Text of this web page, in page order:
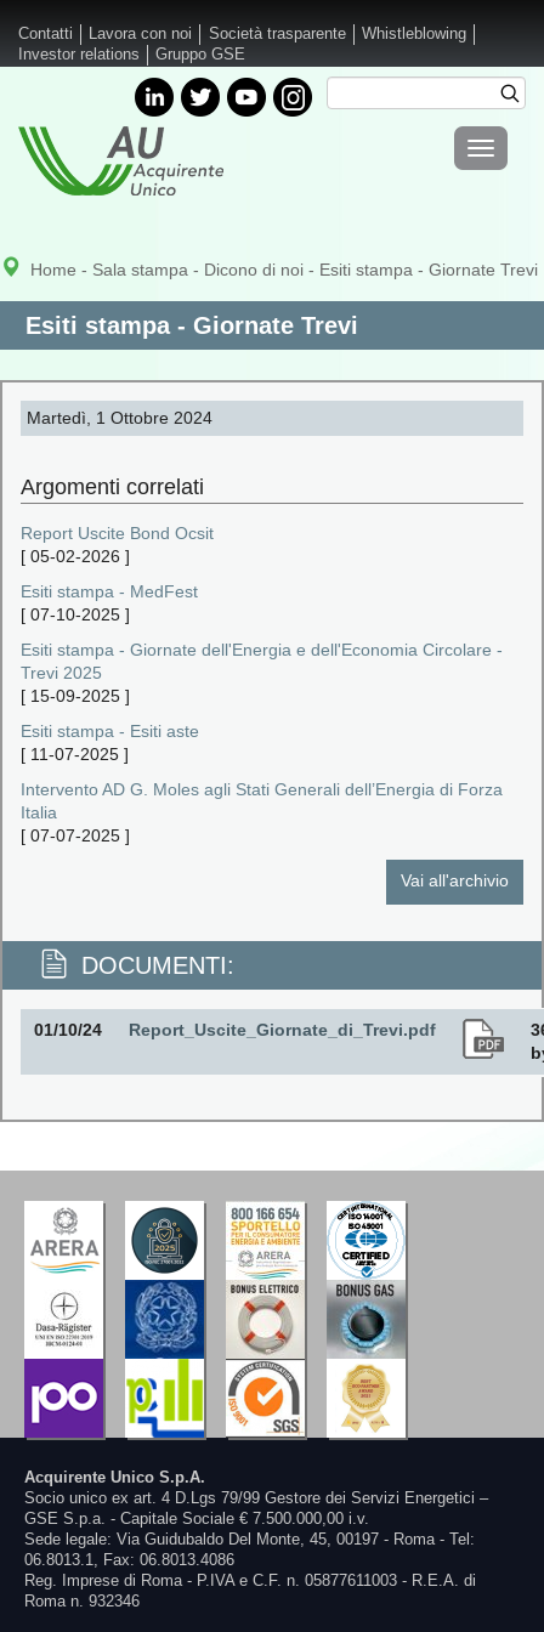
Contatti Lavora con noi Società trasparente
Whistleblowing
Investor relations
Gruppo GSE
Form di
Toggle
Home - Sala stampa - Dicono di noi - Esiti stampa - Giornate Trevi
Esiti stampa - Giornate Trevi
Martedì, 1 Ottobre 2024
Argomenti correlati
Report Uscite Bond Ocsit
[ 05-02-2026 ]
Esiti stampa - MedFest
[ 07-10-2025 ]
Esiti stampa - Giornate dell'Energia e dell'Economia Circolare -
Trevi 2025
[ 15-09-2025 ]
Esiti stampa - Esiti aste
[ 11-07-2025 ]
Intervento AD G. Moles agli Stati Generali dell’Energia di Forza
Italia
[ 07-07-2025 ]
Vai all'archivio
DOCUMENTI:
01/10/24 Report_Uscite_Giornate_di_Trevi.pdf
Acquirente Unico S.p.A.
Socio unico ex art. 4 D.Lgs 79/99 Gestore dei Servizi Energetici –
GSE S.p.a. - Capitale Sociale € 7.500.000,00 i.v.
Sede legale: Via Guidubaldo Del Monte, 45, 00197 - Roma - Tel:
06.8013.1, Fax: 06.8013.4086
Reg. Imprese di Roma - P.IVA e C.F. n. 05877611003 - R.E.A. di
Roma n. 932346